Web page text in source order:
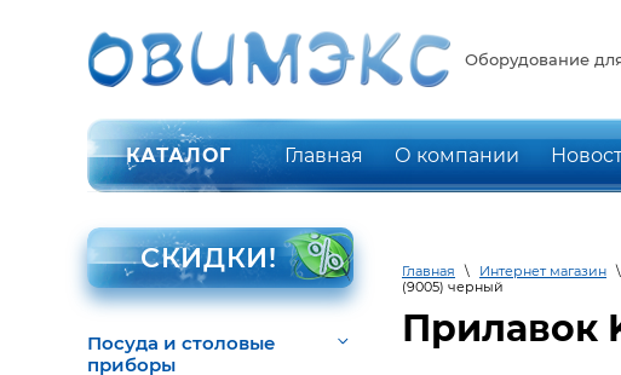
Оборудование
КАТАЛОГ Главная О компании
СКИДКИ!
Посуда и столовые
приборы
Главная \ Интернет магазин \
(9005) черный
Прилавок